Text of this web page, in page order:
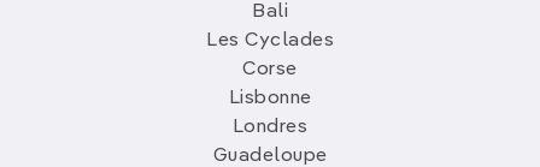
Bali
Les Cyclades
Corse
Lisbonne
Londres
Guadeloupe